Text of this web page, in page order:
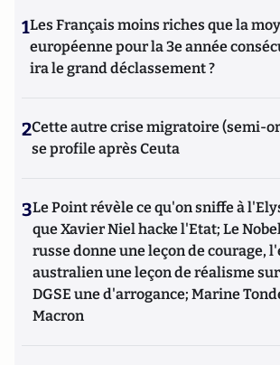
1Les Français moins riches que la
européenne pour la 3e année
ira le grand déclassement ?
2Cette autre crise migratoire (semi-
se profile après Ceuta
3Le Point révèle ce qu'on sniffe à
que Xavier Niel hacke l'Etat; Le
russe donne une leçon de courage,
australien une leçon de réalisme
DGSE une d'arrogance; Marine
Macron